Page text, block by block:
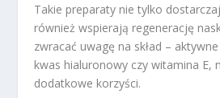
Takie preparaty nie tylko
również wspierają regenerację
zwracać uwagę na skład –
kwas hialuronowy czy witamina E,
dodatkowe korzyści.